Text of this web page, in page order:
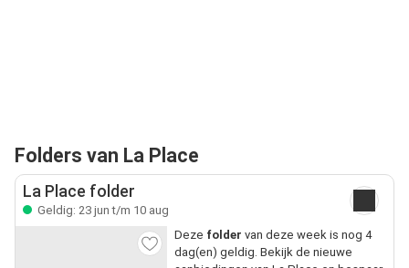
Folders van La Place
La Place folder
Geldig: 23 jun t/m 10 aug
Deze folder van deze week is nog 4
dag(en) geldig. Bekijk de nieuwe